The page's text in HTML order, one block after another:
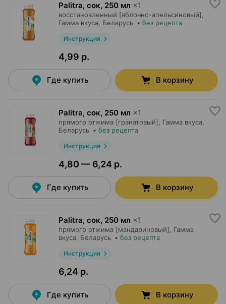
Palitra, сок, 250 мл ×1
восстановленный [яблочно-апельсиновый],
Гамма вкуса , Беларусь • без рецепта
Инструкция
4,99 р.
Где купить В корзину
Palitra, сок, 250 мл ×1
прямого отжима [гранатовый], Гамма вкуса
Беларусь • без рецепта
Инструкция
4,80 — 6,24 р.
Где купить В корзину
Palitra, сок, 250 мл ×1
прямого отжима [мандариновый],
Гамма
вкуса , Беларусь • без рецепта
Инструкция
6,24 р.
Где купить В корзину